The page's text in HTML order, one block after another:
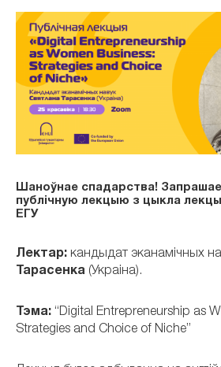
Шаноўнае спадарства!
публічную лекцыю з цыкла
ЕГУ
Лектар: кандыдат эканамічных
Тарасенка (Украіна).
Тэма: “Digital Entrepreneurship as
Strategies and Choice of Niche”